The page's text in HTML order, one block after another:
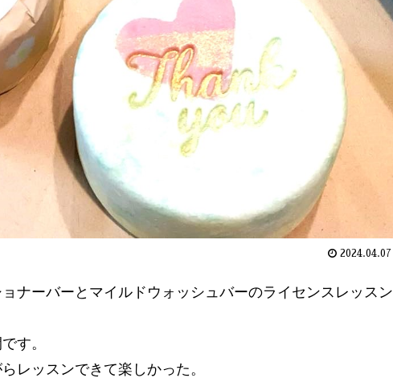
2024.04.07
ナーバーとマイルドウォッシュバーのライセンスレッスン
す。
レッスンできて楽しかった。